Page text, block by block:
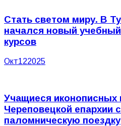
Стать светом миру. В
начался новый учебный
курсов
Окт122025
Учащиеся иконописных
Череповецкой епархии
паломническую поездку